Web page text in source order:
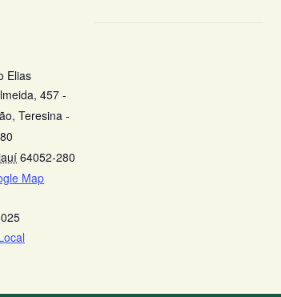
Elias
457 -
Teresina -
64052-280
Map